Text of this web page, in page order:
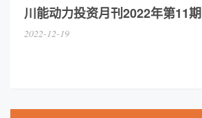
川能动力投资月刊2022年第11期
2022-12-19